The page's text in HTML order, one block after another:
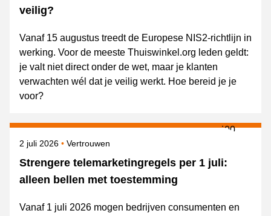
veilig?
Vanaf 15 augustus treedt de Europese NIS2-richtlijn in
werking. Voor de meeste Thuiswinkel.org leden geldt:
je valt niet direct onder de wet, maar je klanten
verwachten wél dat je veilig werkt. Hoe bereid je je
voor?
Strengere telemarketingregels per 1 juli:
alleen bellen met toestemming
Gepubliceerd op
2 juli 2026 Onderwerpen
Vertrouwen
Vanaf 1 juli 2026 mogen bedrijven consumenten en